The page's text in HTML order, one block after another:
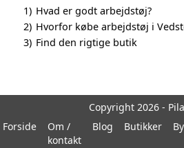
1) Hvad er godt arbejdstøj?
2) Hvorfor købe arbejdstøj i
3) Find den rigtige butik
Copyright 2026 -
Forside
Om /
kontakt
Blog Butikker